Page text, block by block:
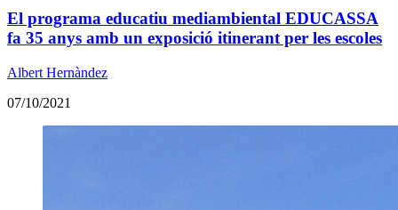
El programa educatiu mediambiental EDUCASSA
fa 35 anys amb un exposició itinerant per les escoles
Albert Hernàndez
07/10/2021